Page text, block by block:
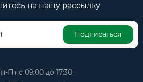
на нашу рассылку
Подписаться
Пт с 09:00 до 17:30,